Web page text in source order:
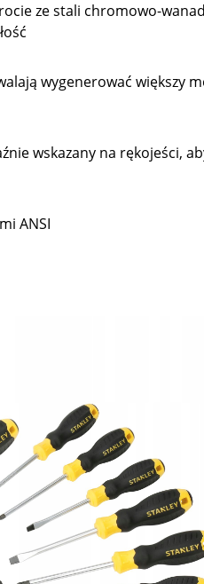
ze stali chromowo-
wygenerować większy
wskazany na rękojeści,
ANSI